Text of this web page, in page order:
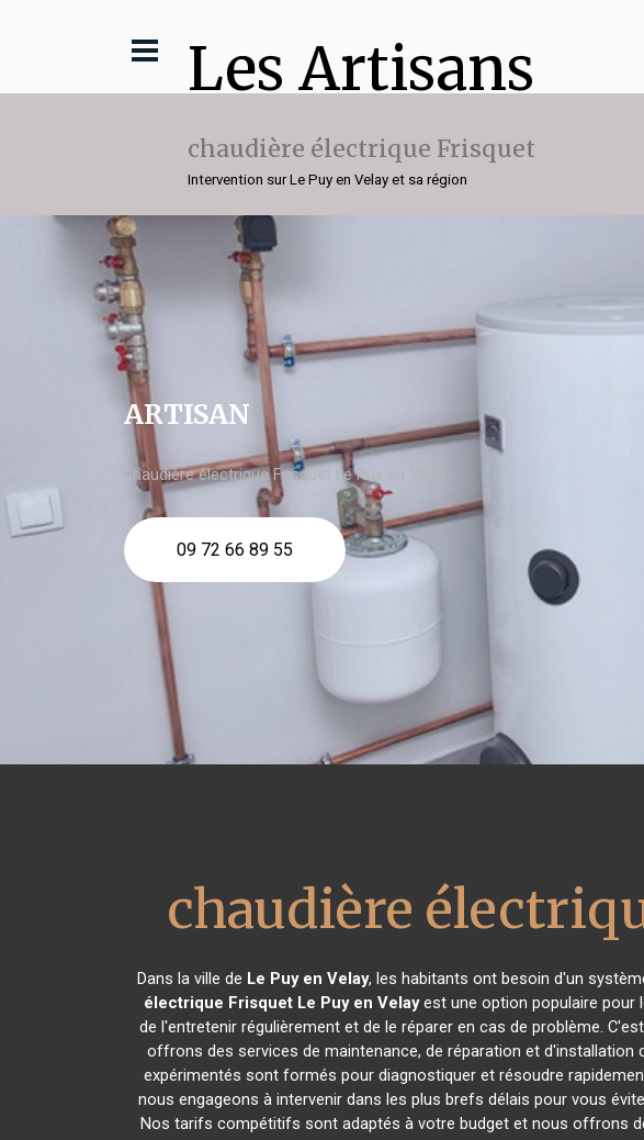
Les Artisans
chaudière électrique Frisquet
Intervention sur Le Puy en Velay et sa région
ARTISAN
chaudière électrique Frisquet Le Puy en Velay
09 72 66 89 55
chaudière
Dans la ville de Le Puy en Velay, les habitants ont besoin d'un
électrique Frisquet Le Puy en Velayest une option populaire pour
de l'entretenir régulièrement et de le réparer en cas de problème.
offrons des services de maintenance, de réparation et d'installation
expérimentés sont formés pour diagnostiquer et résoudre
nous engageons à intervenir dans les plus brefs délais pour vous
Nos tarifs compétitifs sont adaptés à votre budget et nous offrons